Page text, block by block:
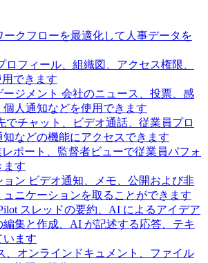
ークフローを最適化して人事データを
ロフィール、組織図、アクセス権限、
用できます
ジメント 会社のニュース、投票、感
人通知などを使用できます
でチャット、ビデオ通話、従業員プロ
などの機能にアクセスできます
ポート、監督者ビューで従業員パフォ
ます
ョン ビデオ通知、メモ、公開および非
ニケーションを取ることができます
スレッドの要約、AI によるアイデア
集と作成、AI が記述する応答、テキ
います
、オンラインドキュメント、ファイル